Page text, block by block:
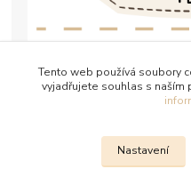
Tento web používá soubory
vyjadřujete souhlas s naším
Nastavení